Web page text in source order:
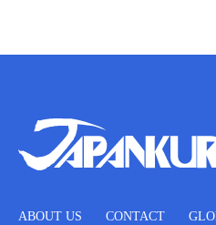
ABOUT US CONTACT